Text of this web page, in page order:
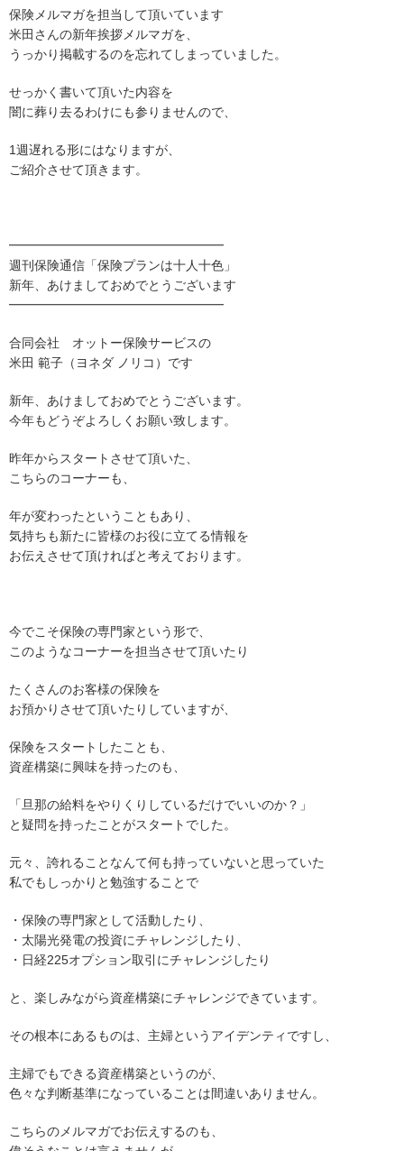
保険メルマガを担当して頂いています
米田さんの新年挨拶メルマガを、
うっかり掲載するのを忘れてしまっていました。
せっかく書いて頂いた内容を
闇に葬り去るわけにも参りませんので、
1週遅れる形にはなりますが、
ご紹介させて頂きます。
━━━━━━━━━━━━━━━━━
週刊保険通信「保険プランは十人十色」
新年、あけましておめでとうございます
━━━━━━━━━━━━━━━━━
合同会社 オットー保険サービスの
米田 範子（ヨネダ ノリコ）です
新年、あけましておめでとうございます。
今年もどうぞよろしくお願い致します。
昨年からスタートさせて頂いた、
こちらのコーナーも、
年が変わったということもあり、
気持ちも新たに皆様のお役に立てる情報を
お伝えさせて頂ければと考えております。
今でこそ保険の専門家という形で、
このようなコーナーを担当させて頂いたり
たくさんのお客様の保険を
お預かりさせて頂いたりしていますが、
保険をスタートしたことも、
資産構築に興味を持ったのも、
「旦那の給料をやりくりしているだけでいいのか？」
と疑問を持ったことがスタートでした。
元々、誇れることなんて何も持っていないと思っていた
私でもしっかりと勉強することで
・保険の専門家として活動したり、
・太陽光発電の投資にチャレンジしたり、
・日経225オプション取引にチャレンジしたり
と、楽しみながら資産構築にチャレンジできています。
その根本にあるものは、主婦というアイデンティですし、
主婦でもできる資産構築というのが、
色々な判断基準になっていることは間違いありません。
こちらのメルマガでお伝えするのも、